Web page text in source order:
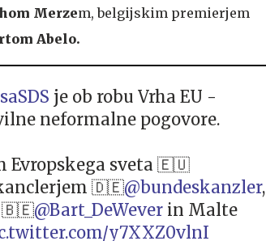
Merzem, belgijskim premierjem
Abelo.
je ob robu Vrha EU -
neformalne pogovore.
Evropskega sveta 🇪🇺
🇩🇪@bundeskanzler,
🇧🇪@Bart_DeWever in Malte
y7XXZ0vlnI